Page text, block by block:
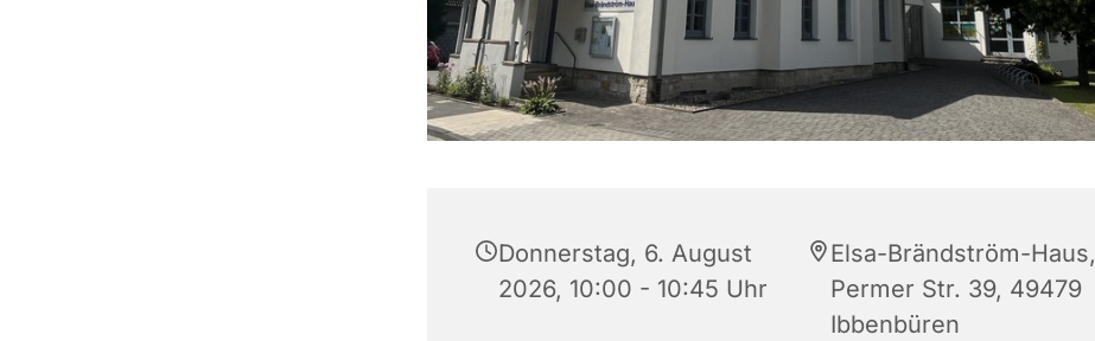
Donnerstag, 6. August
2026, 10:00 - 10:45 Uhr
Elsa-Brändström-Haus,
Permer Str. 39, 49479
Ibbenbüren